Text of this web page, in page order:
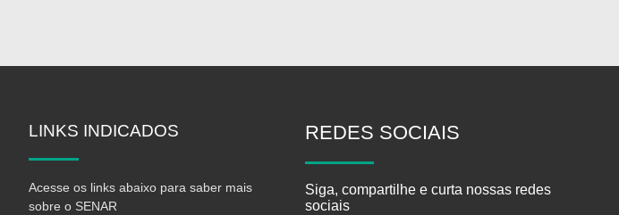
LINKS INDICADOS
Acesse os links abaixo para saber mais
sobre o SENAR
REDES SOCIAIS
Siga, compartilhe e curta nossas redes
sociais